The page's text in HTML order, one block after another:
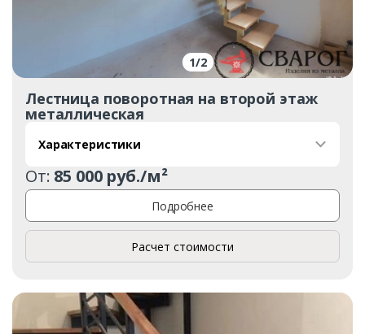
1/2
Лестница поворотная на второй этаж
металлическая
Характеристики
От: 85 000 руб./м²
Подробнее
Расчет стоимости